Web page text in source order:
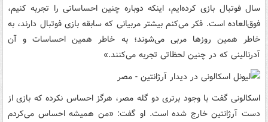
سال فوتبال بازی کرده‌ایم، اینکه دوباره چنین احساساتی را تجربه کنیم،
فوق‌العاده است. فکر می‌کنم بیشتر مربیانی که سابقه بازی فوتبال دارند، به
خاطر همین روزها مربی می‌شوند؛ به خاطر همین احساسات و آن
آدرنالینی که در چنین لحظاتی تجربه می‌کنند.»
اسکالونی گفت با وجود برتری دو گله مصر، هرگز احساس نکرده که بازی از
دست آرژانتین خارج شده است. او گفت: «من همیشه احساس می‌کردم